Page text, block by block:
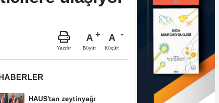
Yazdır
A
Büyüt
A
Küçült
HAUS'tan zeytinyağı